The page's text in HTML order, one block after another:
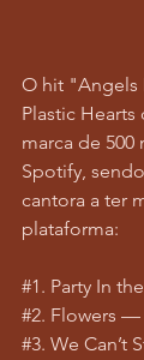
O hit "Angels
Plastic
marca de
Spotify,
cantora a ter
plataforma:
#1. Party In
#2. Flowers —
#3. We Can’t